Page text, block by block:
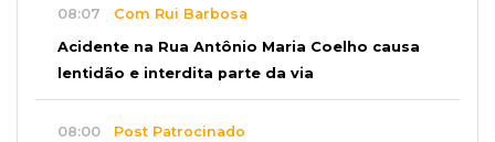
08:07 Com Rui Barbosa
Acidente na Rua Antônio Maria Coelho causa
lentidão e interdita parte da via
08:00 Post Patrocinado